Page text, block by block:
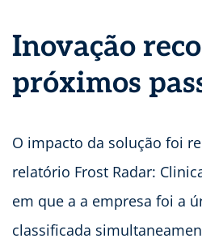
Inovação
próximos
O impacto da solução foi
relatório Frost Radar:
em que a a empresa foi a
classificada